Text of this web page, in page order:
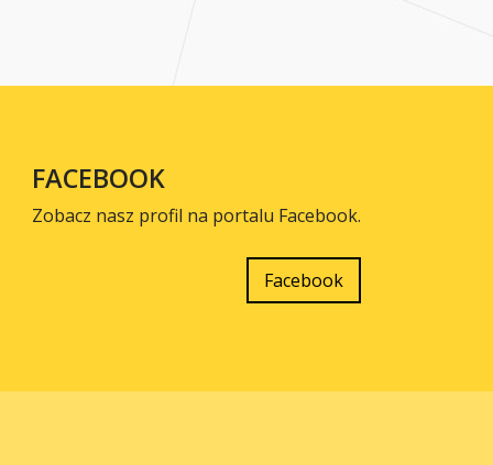
FACEBOOK
Zobacz nasz profil na portalu Facebook.
Facebook